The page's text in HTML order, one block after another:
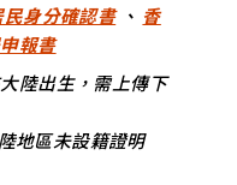
身分確認書、 香
報書
陸出生，需上傳下
地區未設籍證明